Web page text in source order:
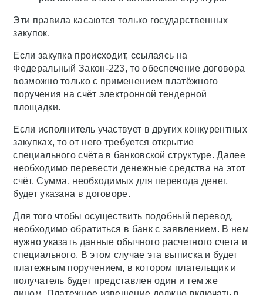
Эти правила касаются только государственных
закупок.
Если закупка происходит, ссылаясь на
Федеральный Закон-223, то обеспечение договора
возможно только с применением платёжного
поручения на счёт электронной тендерной
площадки.
Если исполнитель участвует в других конкурентных
закупках, то от него требуется открытие
специального счёта в банковской структуре. Далее
необходимо перевести денежные средства на этот
счёт. Сумма, необходимых для перевода денег,
будет указана в договоре.
Для того чтобы осуществить подобный перевод,
необходимо обратиться в банк с заявлением. В нем
нужно указать данные обычного расчетного счета и
специального. В этом случае эта выписка и будет
платежным поручением, в котором плательщик и
получатель будет представлен один и тем же